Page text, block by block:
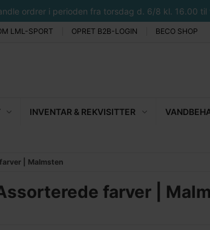
ordrer i perioden fra torsdag d. 6/8 kl. 16.00 til
LML-SPORT OPRET B2B-LOGIN BECO SHOP
INVENTAR & REKVISITTER
| Malmsten
farver |